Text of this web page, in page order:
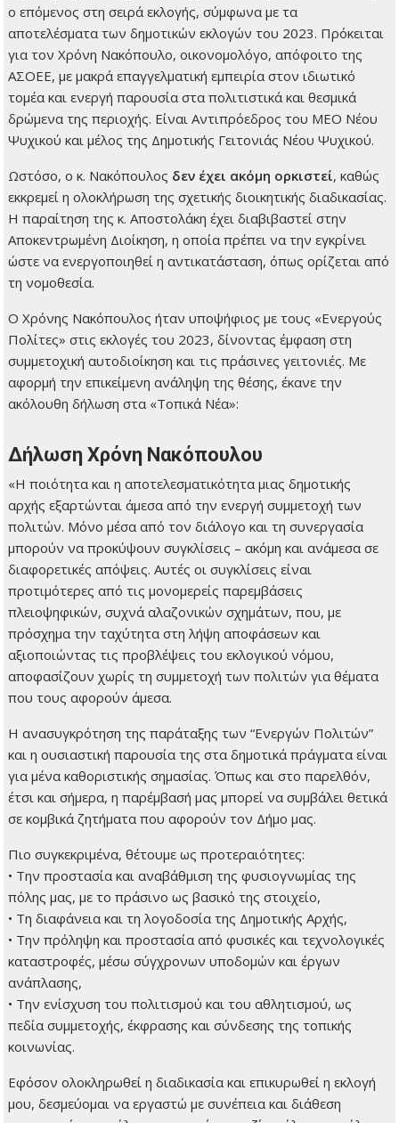
ο επόμενος στη σειρά εκλογής, σύμφωνα με τα
αποτελέσματα των δημοτικών εκλογών του 2023. Πρόκειται
για τον Χρόνη Νακόπουλο, οικονομολόγο, απόφοιτο της
ΑΣΟΕΕ, με μακρά επαγγελματική εμπειρία στον ιδιωτικό
τομέα και ενεργή παρουσία στα πολιτιστικά και θεσμικά
δρώμενα της περιοχής. Είναι Αντιπρόεδρος του ΜΕΟ Νέου
Ψυχικού και μέλος της Δημοτικής Γειτονιάς Νέου Ψυχικού.
Ωστόσο, ο κ. Νακόπουλος δεν έχει ακόμη ορκιστεί, καθώς
εκκρεμεί η ολοκλήρωση της σχετικής διοικητικής διαδικασίας.
Η παραίτηση της κ. Αποστολάκη έχει διαβιβαστεί στην
Αποκεντρωμένη Διοίκηση, η οποία πρέπει να την εγκρίνει
ώστε να ενεργοποιηθεί η αντικατάσταση, όπως ορίζεται από
τη νομοθεσία.
Ο Χρόνης Νακόπουλος ήταν υποψήφιος με τους «Ενεργούς
Πολίτες» στις εκλογές του 2023, δίνοντας έμφαση στη
συμμετοχική αυτοδιοίκηση και τις πράσινες γειτονιές. Με
αφορμή την επικείμενη ανάληψη της θέσης, έκανε την
ακόλουθη δήλωση στα «Τοπικά Νέα»:
Δήλωση Χρόνη Νακόπουλου
«Η ποιότητα και η αποτελεσματικότητα μιας δημοτικής
αρχής εξαρτώνται άμεσα από την ενεργή συμμετοχή των
πολιτών. Μόνο μέσα από τον διάλογο και τη συνεργασία
μπορούν να προκύψουν συγκλίσεις – ακόμη και ανάμεσα σε
διαφορετικές απόψεις. Αυτές οι συγκλίσεις είναι
προτιμότερες από τις μονομερείς παρεμβάσεις
πλειοψηφικών, συχνά αλαζονικών σχημάτων, που, με
πρόσχημα την ταχύτητα στη λήψη αποφάσεων και
αξιοποιώντας τις προβλέψεις του εκλογικού νόμου,
αποφασίζουν χωρίς τη συμμετοχή των πολιτών για θέματα
που τους αφορούν άμεσα.
Η ανασυγκρότηση της παράταξης των “Ενεργών Πολιτών”
και η ουσιαστική παρουσία της στα δημοτικά πράγματα είναι
για μένα καθοριστικής σημασίας. Όπως και στο παρελθόν,
έτσι και σήμερα, η παρέμβασή μας μπορεί να συμβάλει θετικά
σε κομβικά ζητήματα που αφορούν τον Δήμο μας.
Πιο συγκεκριμένα, θέτουμε ως προτεραιότητες:
• Την προστασία και αναβάθμιση της φυσιογνωμίας της
πόλης μας, με το πράσινο ως βασικό της στοιχείο,
• Τη διαφάνεια και τη λογοδοσία της Δημοτικής Αρχής,
• Την πρόληψη και προστασία από φυσικές και τεχνολογικές
καταστροφές, μέσω σύγχρονων υποδομών και έργων
ανάπλασης,
• Την ενίσχυση του πολιτισμού και του αθλητισμού, ως
πεδία συμμετοχής, έκφρασης και σύνδεσης της τοπικής
κοινωνίας.
Εφόσον ολοκληρωθεί η διαδικασία και επικυρωθεί η εκλογή
μου, δεσμεύομαι να εργαστώ με συνέπεια και διάθεση